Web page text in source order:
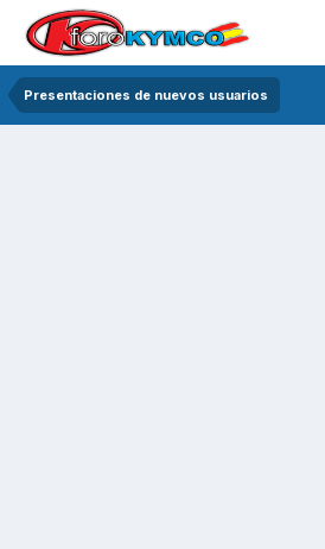
Presentaciones de nuevos usuarios